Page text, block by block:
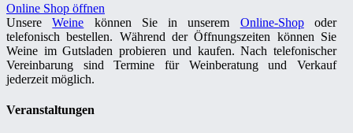
Online Shop öffnen
UnsereWeine können Sie in unserem Online-Shopoder
telefonisch bestellen. Während der Öffnungszeiten können Sie
Weine im Gutsladen probieren und kaufen. Nach telefonischer
Vereinbarung sind Termine für Weinberatung und Verkauf
jederzeit möglich.
Veranstaltungen